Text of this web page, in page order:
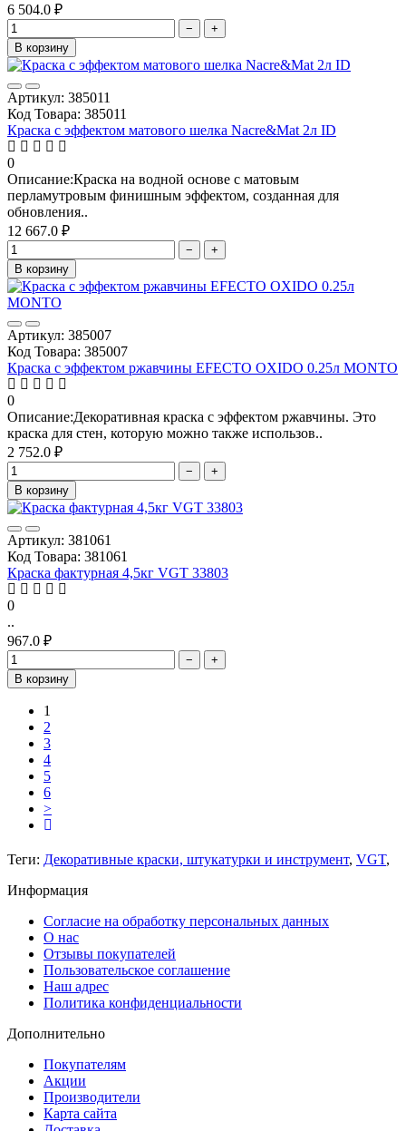
6 504.0 ₽
−
+
В корзину
Артикул: 385011
Код Товара: 385011
Краска с эффектом матового шелка Nacre&Mat 2л ID
0
Описание:Краска на водной основе с матовым
перламутровым финишным эффектом, созданная для
обновления..
12 667.0 ₽
−
+
В корзину
Артикул: 385007
Код Товара: 385007
Краска с эффектом ржавчины EFECTO OXIDO 0.25л MONTO
0
Описание:Декоративная краска с эффектом ржавчины. Это
краска для стен, которую можно также использов..
2 752.0 ₽
−
+
В корзину
Артикул: 381061
Код Товара: 381061
Краска фактурная 4,5кг VGT 33803
0
..
967.0 ₽
−
+
В корзину
1
2
3
4
5
6
>
Теги: Декоративные краски, штукатурки и инструмент, VGT,
Информация
Согласие на обработку персональных данных
О нас
Отзывы покупателей
Пользовательское соглашение
Наш адрес
Политика конфиденциальности
Дополнительно
Покупателям
Акции
Производители
Карта сайта